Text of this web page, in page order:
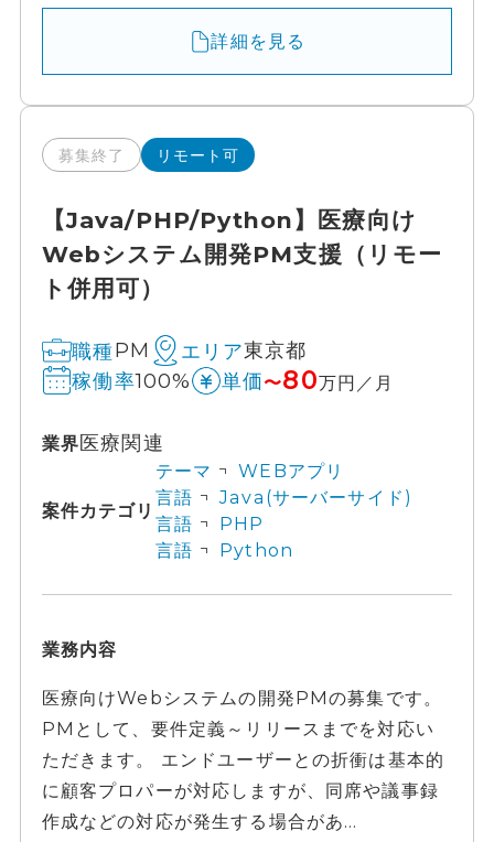
詳細を見る
募集終了 リモート可
【Java/PHP/Python】医療向け
Webシステム開発PM支援（リモー
ト併用可）
職種PM エリア東京都
稼働率100% 単価〜80万円／月
業界医療関連
案件カテゴリ
テーマ
WEBアプリ
言語
Java(サーバーサイド)
言語
PHP
言語
Python
業務内容
医療向けWebシステムの開発PMの募集です。
PMとして、要件定義～リリースまでを対応い
ただきます。 エンドユーザーとの折衝は基本的
に顧客プロパーが対応しますが、同席や議事録
作成などの対応が発生する場合があ...